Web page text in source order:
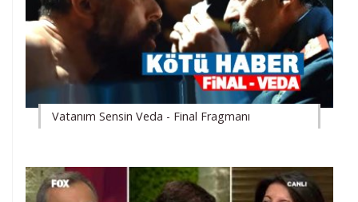
Vatanım Sensin Veda - Final Fragmanı